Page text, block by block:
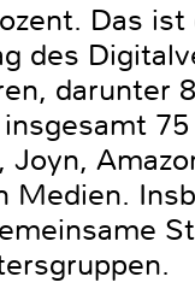
Das
des
darunter
Medien.